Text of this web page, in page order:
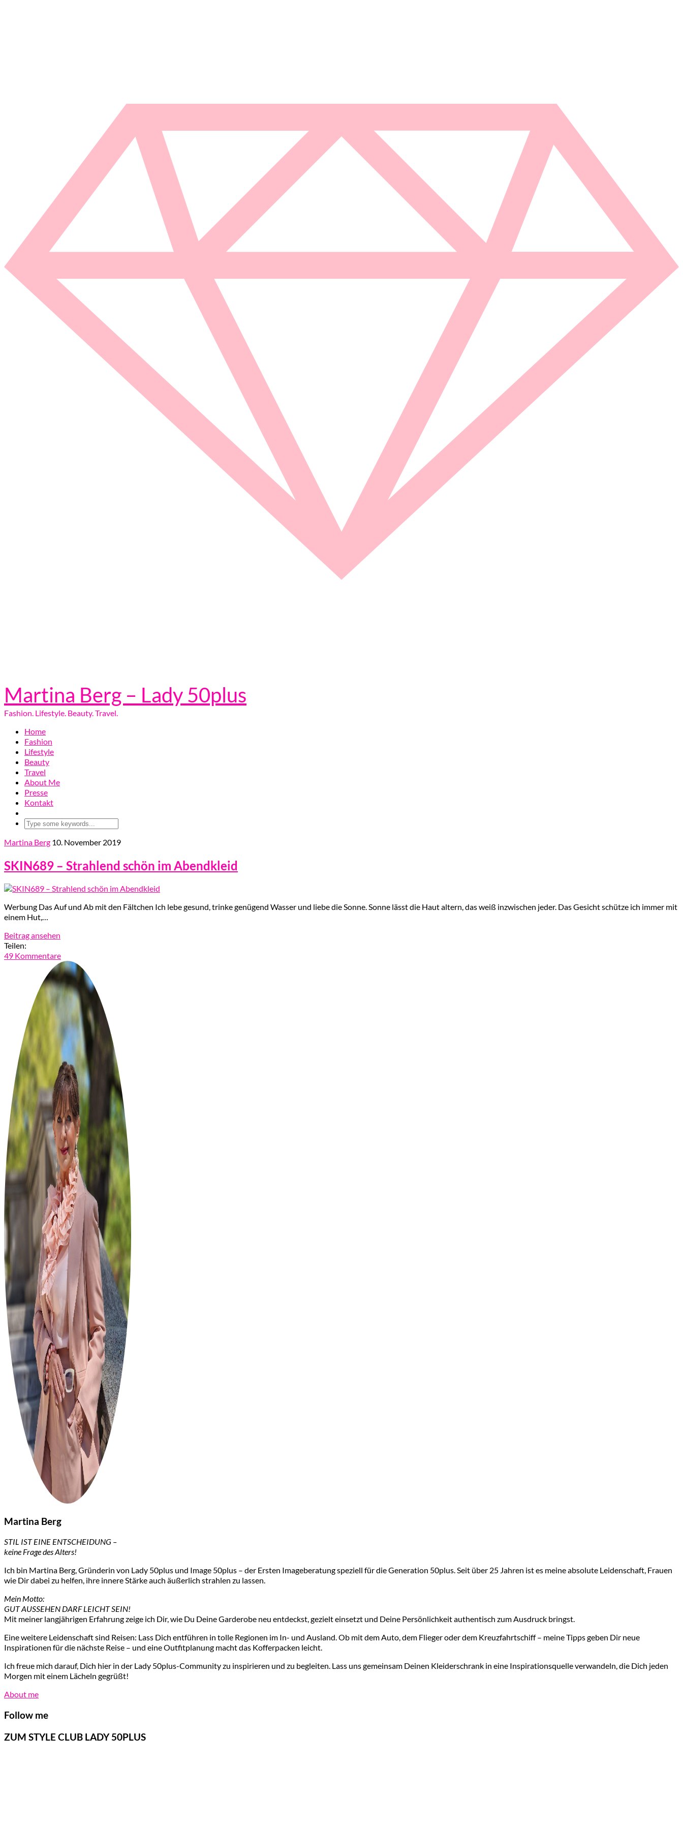
Martina Berg – Lady 50plus
Fashion. Lifestyle. Beauty. Travel.
Home
Fashion
Lifestyle
Beauty
Travel
About Me
Presse
Kontakt
Martina Berg 10. November 2019
SKIN689 – Strahlend schön im Abendkleid
Werbung Das Auf und Ab mit den Fältchen Ich lebe gesund, trinke genügend Wasser und liebe die Sonne. Sonne lässt die Haut altern, das weiß inzwischen jeder. Das Gesicht schütze ich immer mit
einem Hut,…
Beitrag ansehen
Teilen:
49 Kommentare
Martina Berg
STIL IST EINE ENTSCHEIDUNG –
keine Frage des Alters!
Ich bin Martina Berg, Gründerin von Lady 50plus und Image 50plus – der Ersten Imageberatung speziell für die Generation 50plus. Seit über 25 Jahren ist es meine absolute Leidenschaft, Frauen
wie Dir dabei zu helfen, ihre innere Stärke auch äußerlich strahlen zu lassen.
Mein Motto:
GUT AUSSEHEN DARF LEICHT SEIN!
Mit meiner langjährigen Erfahrung zeige ich Dir, wie Du Deine Garderobe neu entdeckst, gezielt einsetzt und Deine Persönlichkeit authentisch zum Ausdruck bringst.
Eine weitere Leidenschaft sind Reisen: Lass Dich entführen in tolle Regionen im In- und Ausland. Ob mit dem Auto, dem Flieger oder dem Kreuzfahrtschiff – meine Tipps geben Dir neue
Inspirationen für die nächste Reise – und eine Outfitplanung macht das Kofferpacken leicht.
Ich freue mich darauf, Dich hier in der Lady 50plus-Community zu inspirieren und zu begleiten. Lass uns gemeinsam Deinen Kleiderschrank in eine Inspirationsquelle verwandeln, die Dich jeden
Morgen mit einem Lächeln gegrüßt!
About me
Follow me
ZUM STYLE CLUB LADY 50PLUS